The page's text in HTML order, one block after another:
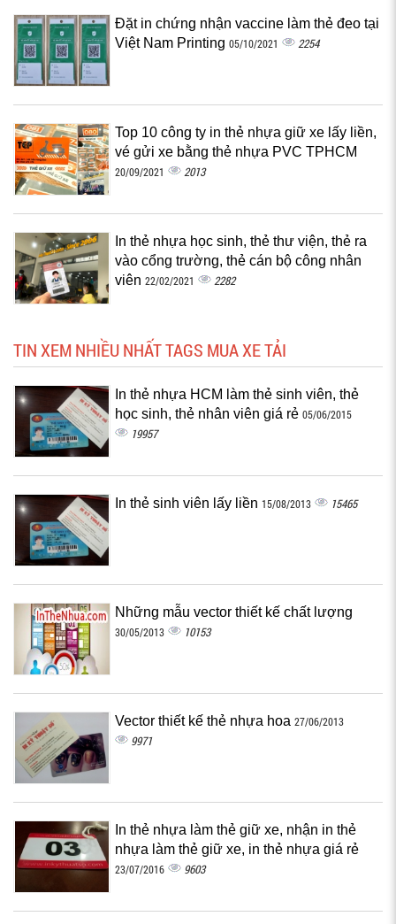
Đặt in chứng nhận vaccine làm thẻ đeo tại
Việt Nam Printing 05/10/2021 2254
Top 10 công ty in thẻ nhựa giữ xe lấy liền,
vé gửi xe bằng thẻ nhựa PVC TPHCM
20/09/2021 2013
In thẻ nhựa học sinh, thẻ thư viện, thẻ ra
vào cổng trường, thẻ cán bộ công nhân
viên 22/02/2021 2282
TIN XEM NHIỀU NHẤT TAGS MUA XE TẢI
In thẻ nhựa HCM làm thẻ sinh viên, thẻ
học sinh, thẻ nhân viên giá rẻ 05/06/2015
19957
In thẻ sinh viên lấy liền 15/08/2013 15465
Những mẫu vector thiết kế chất lượng
30/05/2013 10153
Vector thiết kế thẻ nhựa hoa 27/06/2013
9971
In thẻ nhựa làm thẻ giữ xe, nhận in thẻ
nhựa làm thẻ giữ xe, in thẻ nhựa giá rẻ
23/07/2016 9603